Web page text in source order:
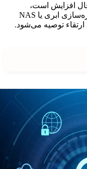
افزایش است،
استفاده از مدل‌های مقیاس‌پذیر مانند ذخیره‌سازی ابری یا NAS
ارتقاء توصیه می‌شود.